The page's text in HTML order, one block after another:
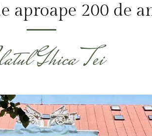
aproape 200 de
Ghica Tei